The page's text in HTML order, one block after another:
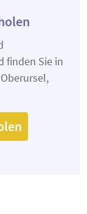
finden Sie in